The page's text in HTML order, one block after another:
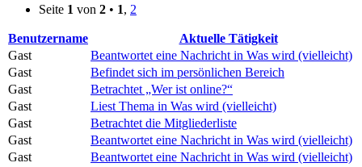
Seite 1 von 2 • 1, 2
Benutzername
Aktuelle Tätigkeit
Gast
Beantwortet eine Nachricht in Was wird (vielleicht)
Gast
Befindet sich im persönlichen Bereich
Gast
Betrachtet „Wer ist online?“
Gast
Liest Thema in Was wird (vielleicht)
Gast
Betrachtet die Mitgliederliste
Gast
Beantwortet eine Nachricht in Was wird (vielleicht)
Gast
Beantwortet eine Nachricht in Was wird (vielleicht)